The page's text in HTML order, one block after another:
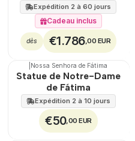
Expédition 2 à 60 jours
Cadeau inclus
dès €1.786,00 EUR
Nossa Senhora de Fátima
Statue de Notre-Dame
de Fátima
Expédition 2 à 10 jours
€50,00 EUR